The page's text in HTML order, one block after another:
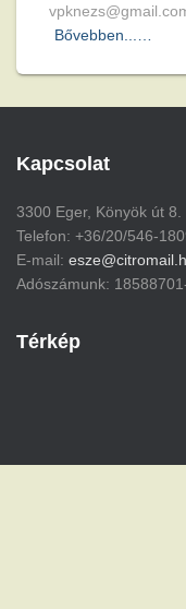
Bővebben...…
Kapcsolat
3300 Eger, Könyök út 8.
Telefon: +36/20/546-
E-mail:
Adószámunk:
Térkép